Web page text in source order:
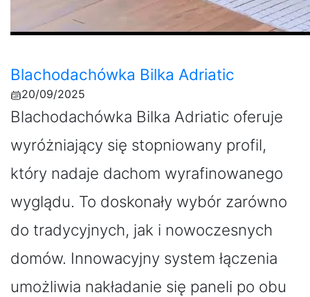
Blachodachówka Bilka Adriatic
20/09/2025
Blachodachówka Bilka Adriatic oferuje
wyróżniający się stopniowany profil,
który nadaje dachom wyrafinowanego
wyglądu. To doskonały wybór zarówno
do tradycyjnych, jak i nowoczesnych
domów. Innowacyjny system łączenia
umożliwia nakładanie się paneli po obu